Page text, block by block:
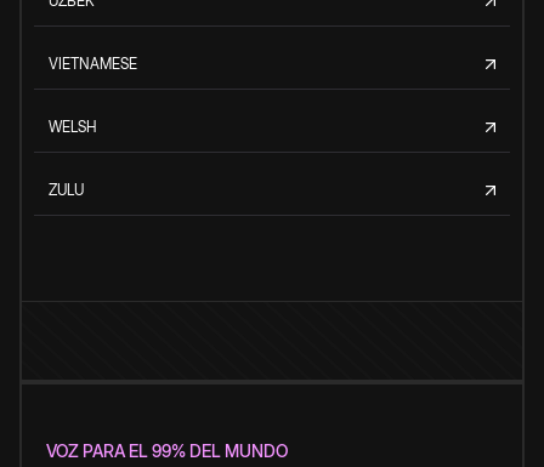
VIETNAMESE
WELSH
ZULU
VOZ PARA EL 99% DEL MUNDO